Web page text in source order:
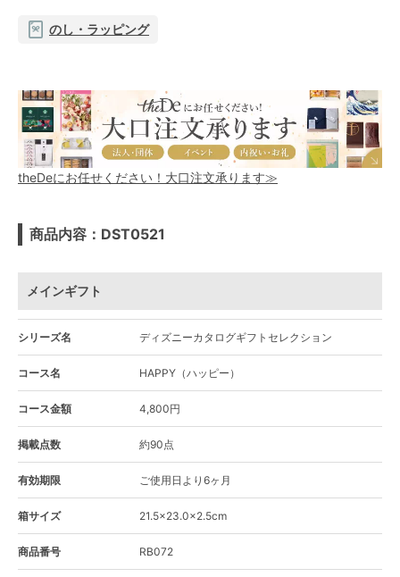
のし・ラッピング
theDeにお任せください！大口注文承ります≫
商品内容：DST0521
メインギフト
シリーズ名 ディズニーカタログギフトセレクション
コース名 HAPPY（ハッピー）
コース金額 4,800円
掲載点数 約90点
有効期限 ご使用日より6ヶ月
箱サイズ 21.5×23.0×2.5cm
商品番号 RB072